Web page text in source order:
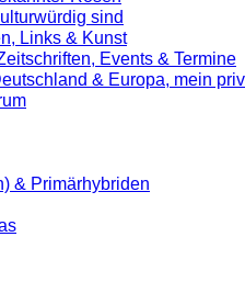
sind
Links & Kunst
Events & Termine
& Europa, mein
& Primärhybriden